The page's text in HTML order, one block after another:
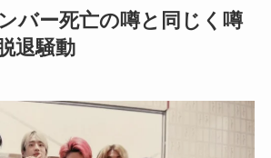
バー死亡の噂と同じく噂
退騒動